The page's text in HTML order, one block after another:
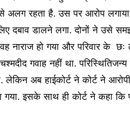
अलग रहता है. उस पर आरोप
दबाव डालने लगा. दोनों ने उसे
नाराज हो गया और परिवार के
गवाह नहीं था.
अब हाईकोर्ट ने कोर्ट ने
गया. इसके साथ ही कोर्ट ने कहा कि